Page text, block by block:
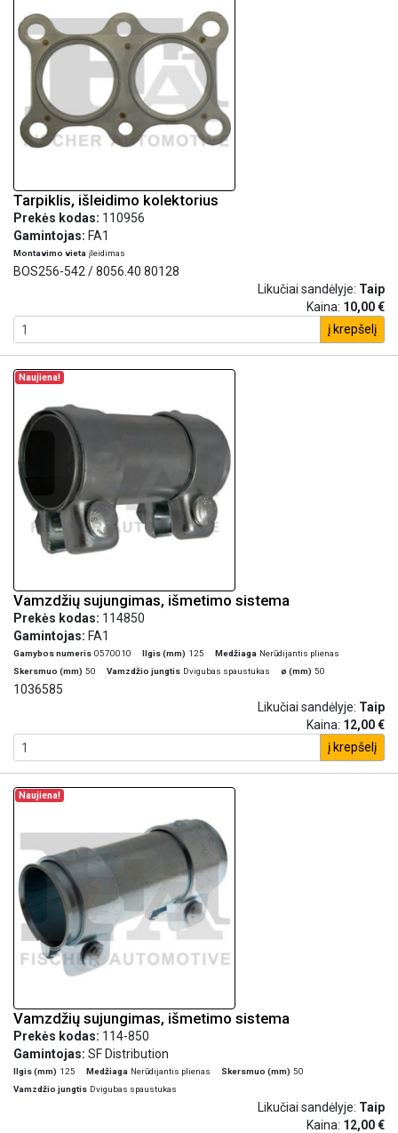
Tarpiklis, išleidimo kolektorius
Prekės kodas: 110956
Gamintojas: FA1
Montavimo vieta įleidimas
BOS256-542 / 8056.40 80128
Likučiai sandėlyje: Taip
Kaina: 10,00 €
į krepšelį
Naujiena!
Vamzdžių sujungimas, išmetimo sistema
Prekės kodas: 114850
Gamintojas: FA1
Gamybos numeris 0570010 Ilgis (mm) 125 Medžiaga Nerūdijantis plienas
Skersmuo (mm) 50 Vamzdžio jungtis Dvigubas spaustukas ø (mm) 50
1036585
Likučiai sandėlyje: Taip
Kaina: 12,00 €
į krepšelį
Naujiena!
Vamzdžių sujungimas, išmetimo sistema
Prekės kodas: 114-850
Gamintojas: SF Distribution
Ilgis (mm) 125 Medžiaga Nerūdijantis plienas Skersmuo (mm) 50
Vamzdžio jungtis Dvigubas spaustukas
Likučiai sandėlyje: Taip
Kaina: 12,00 €